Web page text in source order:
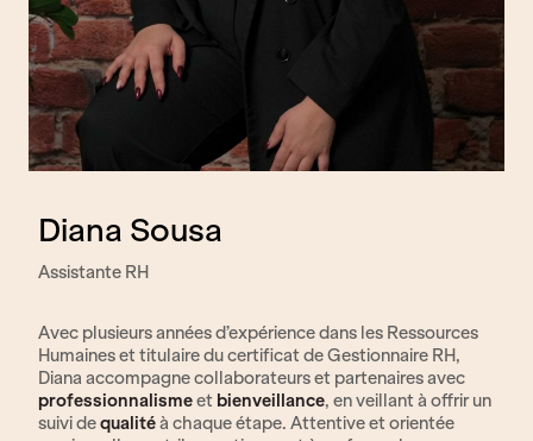
Diana Sousa
Assistante RH
Avec plusieurs années d’expérience dans les Ressources
Humaines et titulaire du certificat de Gestionnaire RH,
Diana accompagne collaborateurs et partenaires avec
professionnalismeet bienveillance, en veillant à offrir un
suivi dequalitéà chaque étape. Attentive et orientée